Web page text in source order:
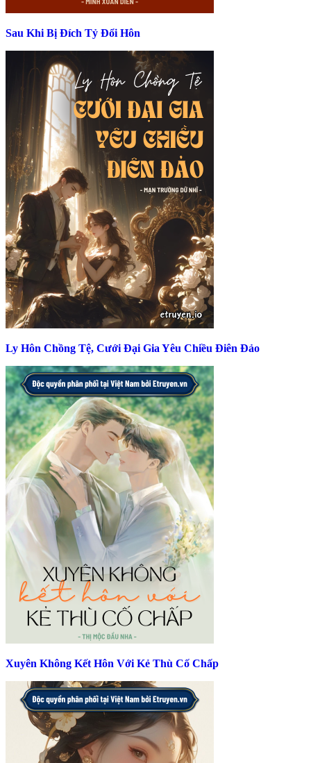
Sau Khi Bị Đích Tỷ Đổi Hôn
Ly Hôn Chồng Tệ, Cưới Đại Gia Yêu Chiều Điên Đảo
Xuyên Không Kết Hôn Với Kẻ Thù Cố Chấp